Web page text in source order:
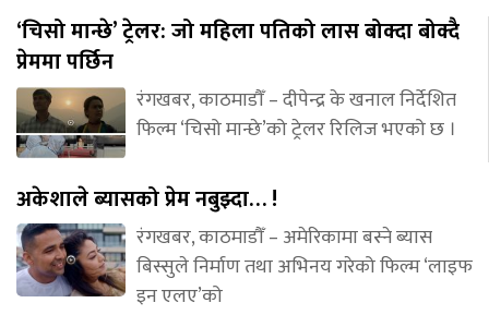
‘चिसो मान्छे’ ट्रेलर: जो महिला पतिको लास बोक्दा बोक्दै
प्रेममा पर्छिन
रंगखबर, काठमाडौँ – दीपेन्द्र के खनाल निर्देशित
फिल्म ‘चिसो मान्छे’को ट्रेलर रिलिज भएको छ ।
अकेशाले ब्यासको प्रेम नबुझ्दा… !
रंगखबर, काठमाडौँ – अमेरिकामा बस्ने ब्यास
बिस्सुले निर्माण तथा अभिनय गरेको फिल्म ‘लाइफ
इन एलए’को